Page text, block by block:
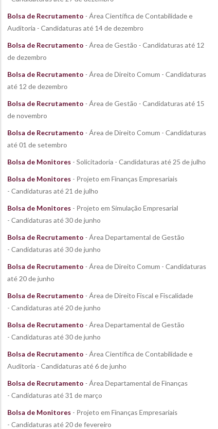
Bolsa de Recrutamento - Área Científica de Contabilidade e
Auditoria - Candidaturas até 14 de dezembro
Bolsa de Recrutamento - Área de Gestão - Candidaturas até 12
de dezembro
Bolsa de Recrutamento - Área de Direito Comum - Candidaturas
até 12 de dezembro
Bolsa de Recrutamento - Área de Gestão - Candidaturas até 15
de novembro
Bolsa de Recrutamento - Área de Direito Comum - Candidaturas
até 01 de setembro
Bolsa de Monitores - Solicitadoria - Candidaturas até 25 de julho
Bolsa de Monitores - Projeto em Finanças Empresariais
- Candidaturas até 21 de julho
Bolsa de Monitores - Projeto em Simulação Empresarial
- Candidaturas até 30 de junho
Bolsa de Recrutamento - Área Departamental de Gestão
- Candidaturas até 30 de junho
Bolsa de Recrutamento - Área de Direito Comum - Candidaturas
até 20 de junho
Bolsa de Recrutamento - Área de Direito Fiscal e Fiscalidade
- Candidaturas até 20 de junho
Bolsa de Recrutamento - Área Departamental de Gestão
- Candidaturas até 30 de junho
Bolsa de Recrutamento - Área Científica de Contabilidade e
Auditoria - Candidaturas até 6 de junho
Bolsa de Recrutamento - Área Departamental de Finanças
- Candidaturas até 31 de março
Bolsa de Monitores - Projeto em Finanças Empresariais
- Candidaturas até 20 de fevereiro